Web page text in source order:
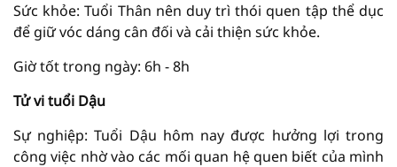
Sức khỏe: Tuổi Thân nên duy trì thói quen tập thể dục
để giữ vóc dáng cân đối và cải thiện sức khỏe.
Giờ tốt trong ngày: 6h - 8h
Tử vi tuổi Dậu
Sự nghiệp: Tuổi Dậu hôm nay được hưởng lợi trong
công việc nhờ vào các mối quan hệ quen biết của mình